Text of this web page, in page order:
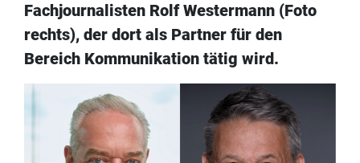
Fachjournalisten Rolf Westermann (Foto
rechts), der dort als Partner für den
Bereich Kommunikation tätig wird.